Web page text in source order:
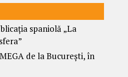
spaniolă „La
de la București, în